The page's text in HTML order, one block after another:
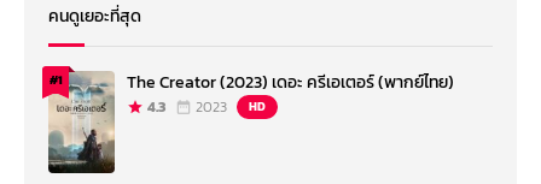
คนดูเยอะที่สุด
#1 The Creator (2023) เดอะ ครีเอเตอร์ (พากย์ไทย)
4.3 2023 HD